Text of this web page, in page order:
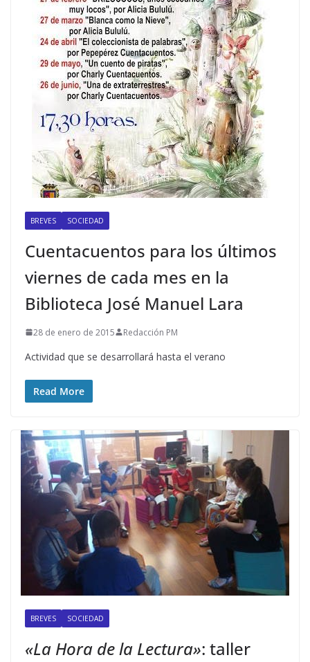
BREVES SOCIEDAD
Cuentacuentos para los últimos
viernes de cada mes en la
Biblioteca José Manuel Lara
28 de enero de 2015 Redacción PM
Actividad que se desarrollará hasta el verano
Read More
BREVES SOCIEDAD
«La Hora de la Lectura»: taller